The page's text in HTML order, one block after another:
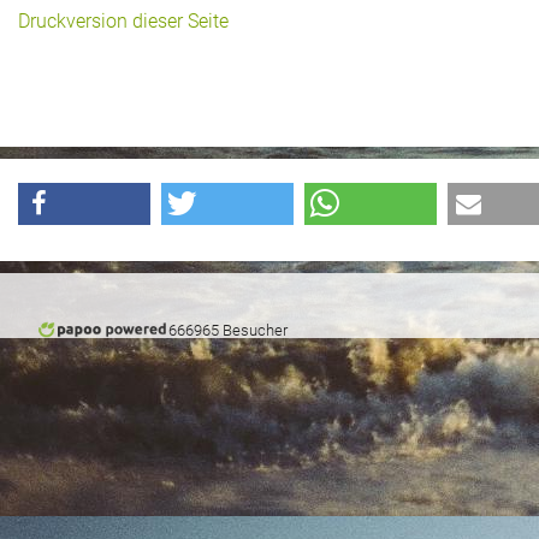
Images : ep Bildergalerien
Peter's "on-the-road" Tipps
Sprüche
Ganz speziell
Druckversion dieser Seite
666965 Besucher